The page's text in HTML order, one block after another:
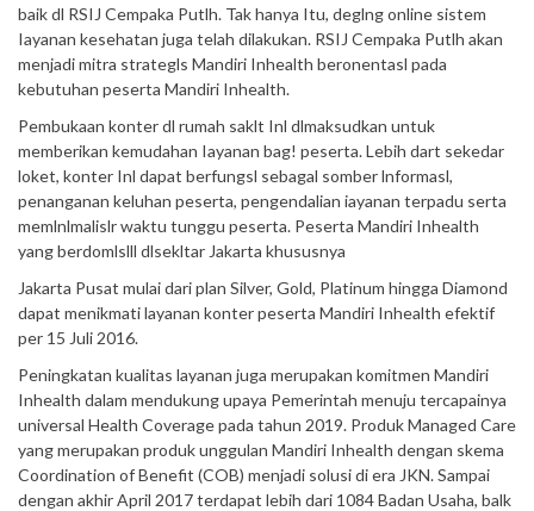
baik dl RSIJ Cempaka Putlh. Tak hanya Itu, deglng online sistem
Iayanan kesehatan juga telah dilakukan. RSIJ Cempaka Putlh akan
menjadi mitra strategls Mandiri Inhealth beronentasl pada
kebutuhan peserta Mandiri Inhealth.
Pembukaan konter dl rumah saklt Inl dlmaksudkan untuk
memberikan kemudahan Iayanan bag! peserta. Lebih dart sekedar
loket, konter Inl dapat berfungsl sebagal somber lnformasl,
penanganan keluhan peserta, pengendalian iayanan terpadu serta
memlnlmalislr waktu tunggu peserta. Peserta Mandiri Inhealth
yang berdomlslll dlsekltar Jakarta khususnya
Jakarta Pusat mulai dari plan Silver, Gold, Platinum hingga Diamond
dapat menikmati layanan konter peserta Mandiri Inhealth efektif
per 15 Juli 2016.
Peningkatan kualitas layanan juga merupakan komitmen Mandiri
Inhealth dalam mendukung upaya Pemerintah menuju tercapainya
universal Health Coverage pada tahun 2019. Produk Managed Care
yang merupakan produk unggulan Mandiri Inhealth dengan skema
Coordination of Benefit (COB) menjadi solusi di era JKN. Sampai
dengan akhir April 2017 terdapat lebih dari 1084 Badan Usaha, balk